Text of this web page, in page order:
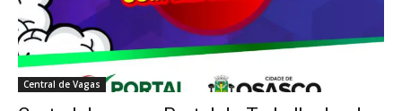
Central de Vagas